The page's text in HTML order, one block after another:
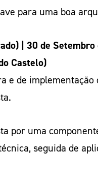
para uma boa
| 30 de
Castelo)
e de
por uma
seguida de